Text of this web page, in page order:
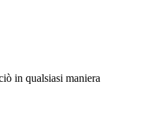
in qualsiasi maniera